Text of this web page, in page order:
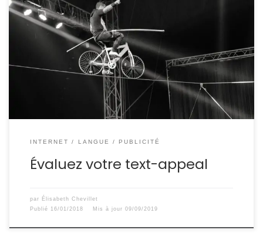
Chers rédacteurs web, bloggeurs, facebookeurs et
autres auteurs 2.0, Infidèle, impatient et intransigeant,
l’Internaute est un cauchemar. Vos mots n’ont qu’à bien
se tenir, car la visibilité de vos textes ne tient qu’à un
clic. Votre mission, si vous l’acceptez, est de captiver.
Vous devez servir l’info sur un plateau d’argent, […]
INTERNET LANGUE PUBLICITÉ
Évaluez votre text-appeal
par Élisabeth Chevillet
Publié 16/01/2018 Mis à jour 09/09/2019